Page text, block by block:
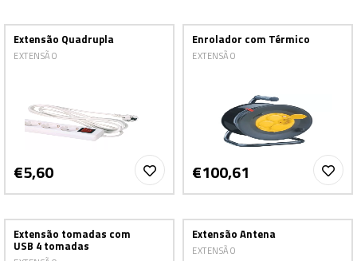
Extensão Quadrupla
EXTENSÃO
€5,60
Enrolador com Térmico
EXTENSÃO
€100,61
Extensão tomadas com
USB 4 tomadas
Extensão Antena
EXTENSÃO